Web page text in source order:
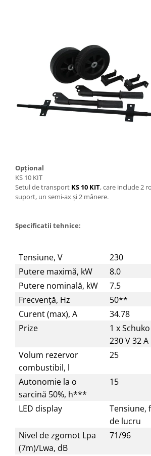
Opțional
KS 10 KIT
Setul de transport KS 10 KIT, care include 2
suport, un semi-ax și 2 mânere.
Specificatii tehnice:
Tensiune, V
230
Putere maximă, kW
8.0
Putere nominală, kW
7.5
Frecvență, Hz
50**
Curent (max), А
34.78
Prize
1 x Schuko
230 V 32 A
Volum rezervor
combustibil, l
25
Autonomie la o
sarcină 50%, h***
15
LED display
Tensiune,
de lucru
Nivel de zgomot Lpa
(7m)/Lwa, dB
71/96